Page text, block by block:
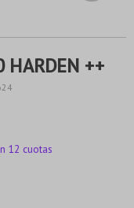
HARDEN ++
12 cuotas